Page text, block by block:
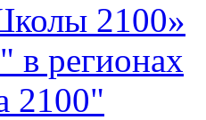
2100»
в регионах